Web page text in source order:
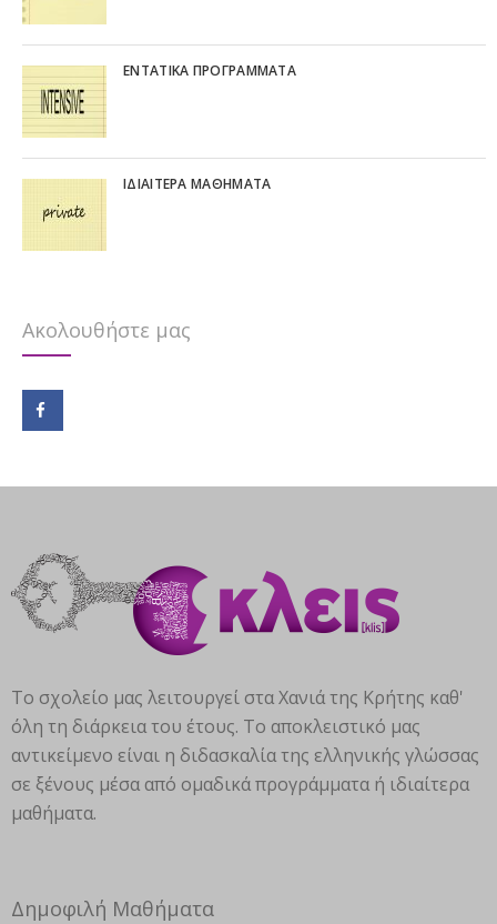
ΕΝΤΑΤΙΚΆ ΠΡΟΓΡΆΜΜΑΤΑ
IΔΙΑΊΤΕΡΑ ΜΑΘΉΜΑΤΑ
Ακολουθήστε μας
Το σχολείο μας λειτουργεί στα Χανιά της Κρήτης καθ'
όλη τη διάρκεια του έτους. Το αποκλειστικό μας
αντικείμενο είναι η διδασκαλία της ελληνικής γλώσσας
σε ξένους μέσα από ομαδικά προγράμματα ή ιδιαίτερα
μαθήματα.
Δημοφιλή Μαθήματα